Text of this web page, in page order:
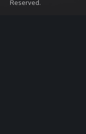
Reserved.